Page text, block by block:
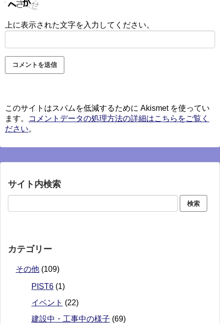
上に表示された文字を入力してください。
このサイトはスパムを低減するために Akismet を使ってい
ます。
コメントデータの処理方法の詳細はこちらをご覧く
ださい。
サイト内検索
カテゴリー
その他 (109)
PIST6 (1)
イベント (22)
建設中・工事中の様子 (69)